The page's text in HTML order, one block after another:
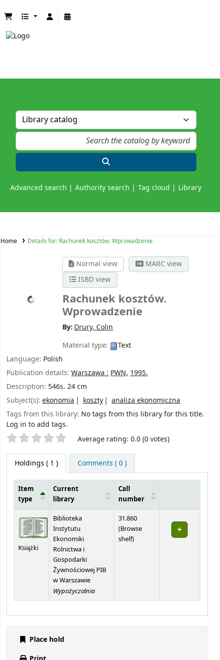
Advanced search Authority search Tag cloud Library
Home Details for: Rachunek kosztów. Wprowadzenie
Normal view
MARC view
ISBD view
Rachunek kosztów.
Wprowadzenie
By: Drury, Colin
Material type:
Text
Language: Polish
Publication details: Warszawa :PWN,1995.
Description: 546s. 24 cm
Subject(s): ekonomia koszty
analiza ekonomiczna
Tags from this library: No tags from this library for this title.
Log in to add tags.
Star ratings Average rating: 0.0 (0 votes)
Holdings ( 1 ) Comments ( 0 )
Item
type
Current
library
Call
number
Książki
Biblioteka
Instytutu
Ekonomiki
Rolnictwa i
Gospodarki
Żywnościowej PIB
w Warszawie
Wypożyczalnia
31.860
(Browse
shelf(Opens below)
)
Place hold